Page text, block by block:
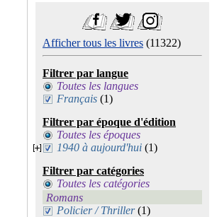
Afficher tous les livres (11322)
Filtrer par langue
Toutes les langues
Français (1)
Filtrer par époque d'édition
Toutes les époques
1940 à aujourd'hui (1)
Filtrer par catégories
Toutes les catégories
Romans
Policier / Thriller(1)